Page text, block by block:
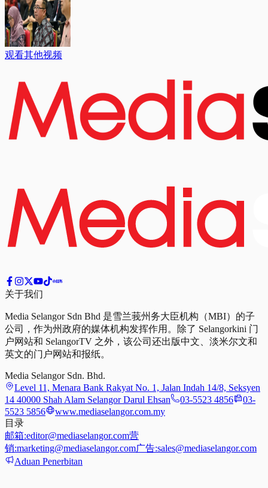
观看其他视频
关于我们
Media Selangor Sdn Bhd 是雪兰莪州务大臣机构（MBI）的子
公司，作为州政府的媒体机构发挥作用。除了 Selangorkini 门
户网站和 SelangorTV 之外，该公司还出版中文、淡米尔文和
英文的门户网站和报纸。
Media Selangor Sdn. Bhd.
Level 11, Menara Bank Rakyat No. 1, Jalan Indah 14/8, Seksyen
14 40000 Shah Alam Selangor Darul Ehsan
03-5523 4856
03-
5523 5856
www.mediaselangor.com.my
目录
邮箱:editor@mediaselangor.com营
销:marketing@mediaselangor.com广告:sales@mediaselangor.com
Aduan Penerbitan